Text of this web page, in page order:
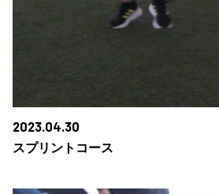
2023.04.30
スプリントコース